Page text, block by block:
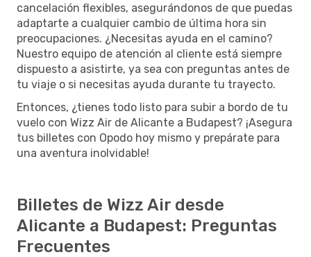
cancelación flexibles, asegurándonos de que puedas
adaptarte a cualquier cambio de última hora sin
preocupaciones. ¿Necesitas ayuda en el camino?
Nuestro equipo de atención al cliente está siempre
dispuesto a asistirte, ya sea con preguntas antes de
tu viaje o si necesitas ayuda durante tu trayecto.
Entonces, ¿tienes todo listo para subir a bordo de tu
vuelo con Wizz Air de Alicante a Budapest? ¡Asegura
tus billetes con Opodo hoy mismo y prepárate para
una aventura inolvidable!
Billetes de Wizz Air desde
Alicante a Budapest: Preguntas
Frecuentes